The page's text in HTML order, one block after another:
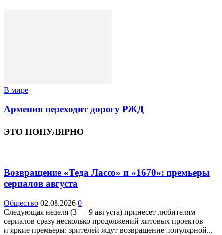
В мире
Армения переходит дорогу РЖД
ЭТО ПОПУЛЯРНО
Возвращение «Теда Лассо» и «1670»: премьеры
сериалов августа
Общество 02.08.2026 0
Следующая неделя (3 — 9 августа) принесет любителям
сериалов сразу несколько продолжений хитовых проектов
и яркие премьеры: зрителей ждут возвращение популярной...